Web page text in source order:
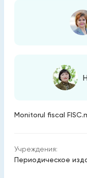
Monitorul fiscal
Учреждения:
Периодическое